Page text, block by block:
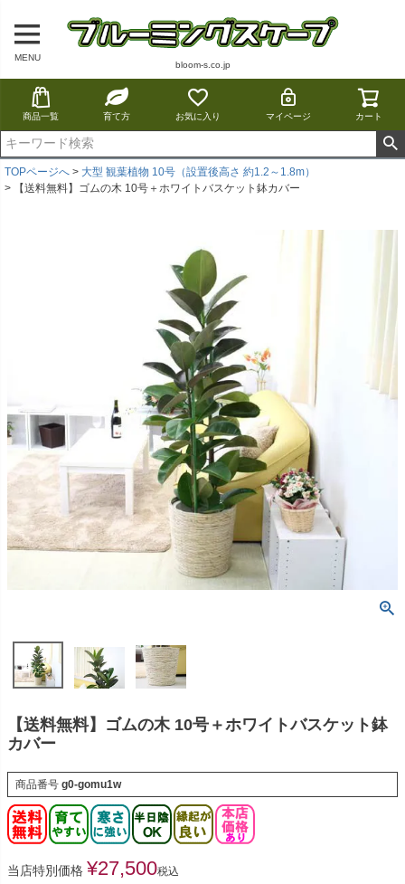
MENU
bloom-s.co.jp
商品一覧 育て方 お気に入り マイページ カート
TOPページへ
大型 観葉植物 10号（設置後高さ 約1.2～1.8m）
【送料無料】ゴムの木 10号＋ホワイトバスケット鉢カバー
【送料無料】ゴムの木 10号＋ホワイトバスケット鉢
カバー
商品番号 g0-gomu1w
当店特別価格 ¥27,500税込